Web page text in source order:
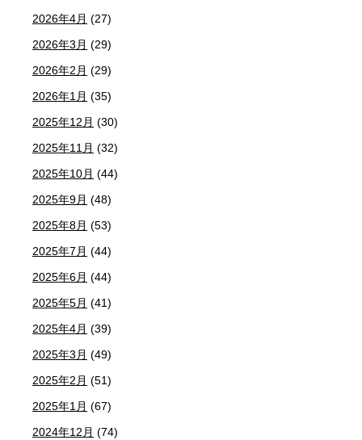
2026年4月 (27)
2026年3月 (29)
2026年2月 (29)
2026年1月 (35)
2025年12月 (30)
2025年11月 (32)
2025年10月 (44)
2025年9月 (48)
2025年8月 (53)
2025年7月 (44)
2025年6月 (44)
2025年5月 (41)
2025年4月 (39)
2025年3月 (49)
2025年2月 (51)
2025年1月 (67)
2024年12月 (74)